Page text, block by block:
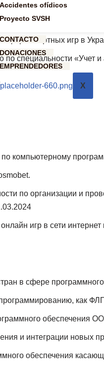
Accidentes ofídicos
Proyecto SVSH
CONTACTO
DONACIONES
EMPRENDEDORES
X
сфере азартных игр в
специальности «Учет
по компьютерному
по организации и
игр в сети
в сфере
программированию, как
обеспечения
и интеграции новых
обеспечения